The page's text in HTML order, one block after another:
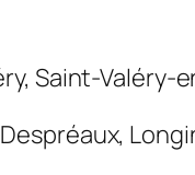
Saint-Valéry-